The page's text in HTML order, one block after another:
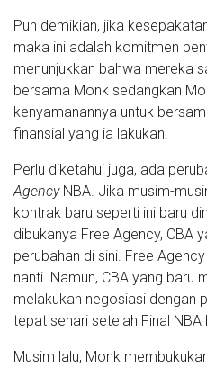
Pun demikian, jika
maka ini adalah komitmen
menunjukkan bahwa mereka
bersama Monk sedangkan
kenyamanannya untuk
finansial yang ia lakukan.
Perlu diketahui juga, ada
AgencyNBA. Jika musim-
kontrak baru seperti ini baru
dibukanya Free Agency, CBA
perubahan di sini. Free
nanti. Namun, CBA yang baru
melakukan negosiasi dengan
tepat sehari setelah Final NBA
Musim lalu, Monk